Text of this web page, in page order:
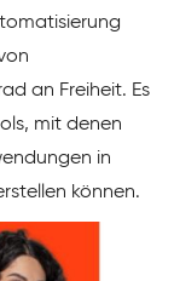
an Freiheit. Es
mit denen
in
können.